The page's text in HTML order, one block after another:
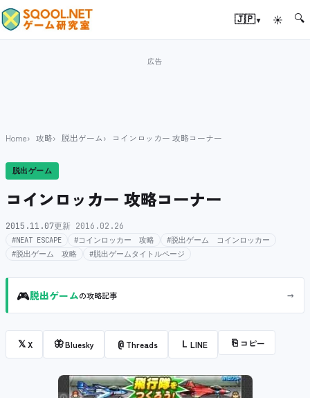
🇯🇵▾ ☀ 🔍
Home 攻略 脱出ゲーム コインロッカー 攻略コーナー
脱出ゲーム
コインロッカー 攻略コーナー
2015.11.07更新 2016.02.26
#NEAT ESCAPE #コインロッカー 攻略
#脱出ゲーム コインロッカー
#脱出ゲーム 攻略
#脱出ゲームタイトルページ
🎮脱出ゲームの攻略記事 →
𝕏X 🦋Bluesky @ Threads L LINE ⎘ コピー